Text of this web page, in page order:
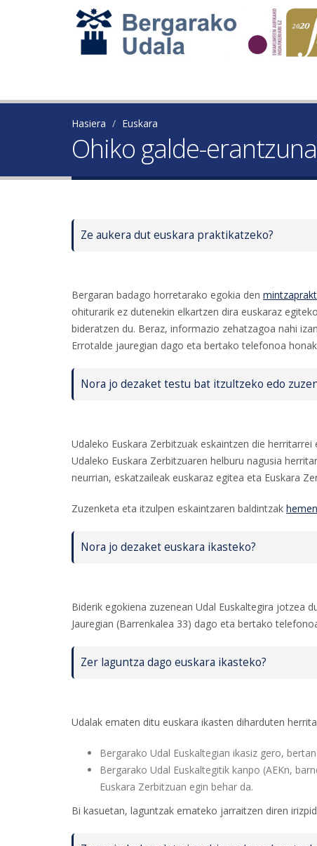
Hasiera Euskara
Ohiko galde-
Ze aukera dut euskara praktikatzeko?
Bergaran badago horretarako egokia den
ohiturarik ez dutenekin elkartzen dira euskaraz
bideratzen du. Beraz, informazio zehatzagoa nahi
Errotalde jauregian dago eta bertako telefonoa
Nora jo dezaket testu bat itzultzeko edo
Udaleko Euskara Zerbitzuak eskaintzen die
Udaleko Euskara Zerbitzuaren helburu nagusia
neurrian, eskatzaileak euskaraz egitea eta Euskara
Zuzenketa eta itzulpen eskaintzaren baldintzak hemen
Nora jo dezaket euskara ikasteko?
Biderik egokiena zuzenean Udal Euskaltegira jotzea
Jauregian (Barrenkalea 33) dago eta bertako
Zer laguntza dago euskara ikasteko?
Udalak ematen ditu euskara ikasten diharduten
Bergarako Udal Euskaltegian ikasiz gero,
Bergarako Udal Euskaltegitik kanpo (AEKn,
Euskara Zerbitzuan egin behar da.
Bi kasuetan, laguntzak emateko jarraitzen diren